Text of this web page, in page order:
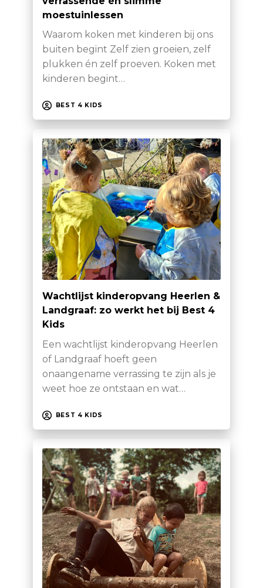
moestuinlessen
Waarom koken met kinderen bij ons
buiten begint Zelf zien groeien, zelf
plukken én zelf proeven. Koken met
kinderen begint…
BEST 4 KIDS
Wachtlijst kinderopvang Heerlen &
Landgraaf: zo werkt het bij Best 4
Kids
Een wachtlijst kinderopvang Heerlen
of Landgraaf hoeft geen
onaangename verrassing te zijn als je
weet hoe ze ontstaan en wat…
BEST 4 KIDS